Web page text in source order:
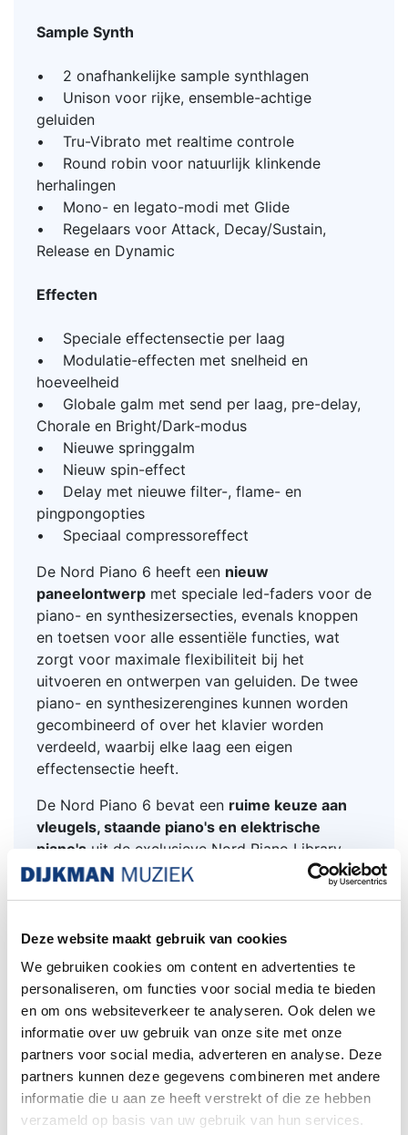
Deze website maakt gebruik van cookies
We gebruiken cookies om content en advertenties te
personaliseren, om functies voor social media te bieden
en om ons websiteverkeer te analyseren. Ook delen we
informatie over uw gebruik van onze site met onze
partners voor social media, adverteren en analyse. Deze
partners kunnen deze gegevens combineren met andere
informatie die u aan ze heeft verstrekt of die ze hebben
verzameld op basis van uw gebruik van hun services.
Sample Synth
• 2 onafhankelijke sample synthlagen
• Unison voor rijke, ensemble-achtige
geluiden
• Tru-Vibrato met realtime controle
• Round robin voor natuurlijk klinkende
herhalingen
• Mono- en legato-modi met Glide
• Regelaars voor Attack, Decay/Sustain,
Release en Dynamic
Effecten
• Speciale effectensectie per laag
• Modulatie-effecten met snelheid en
hoeveelheid
• Globale galm met send per laag, pre-delay,
Chorale en Bright/Dark-modus
• Nieuwe springgalm
• Nieuw spin-effect
• Delay met nieuwe filter-, flame- en
pingpongopties
• Speciaal compressoreffect
De Nord Piano 6 heeft een nieuw
paneelontwerp met speciale led-faders voor de
piano- en synthesizersecties, evenals knoppen
en toetsen voor alle essentiële functies, wat
zorgt voor maximale flexibiliteit bij het
uitvoeren en ontwerpen van geluiden. De twee
piano- en synthesizerengines kunnen worden
gecombineerd of over het klavier worden
verdeeld, waarbij elke laag een eigen
effectensectie heeft.
De Nord Piano 6 bevat een ruime keuze aan
vleugels, staande piano's en elektrische
piano's uit de exclusieve Nord Piano Library,
samen met nieuwe functies zoals dynamische
nuances en het authentieke karakter van de
broninstrumenten vast.
DeSample Synthbeschikt over twee
onafhankelijke lagen en bevat een uitgebreide
collectie nieuwe en bijgewerkte geluiden,
variërend van strijkers, blaasinstrumenten,
koperblazers, bassen en gitaren tot klassieke
analoge leads en bassen. De fabrieksbibliotheek
bevat exclusieve high-end samples uit de